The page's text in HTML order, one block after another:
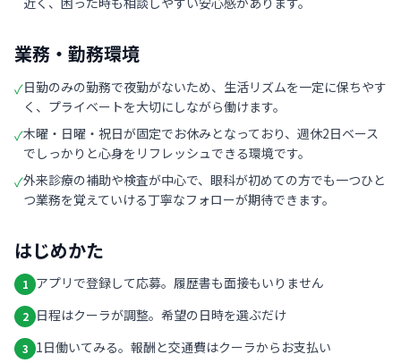
業務・勤務環境
✓日勤のみの勤務で夜勤がないため、生活リズムを一定に保ちやす
く、プライベートを大切にしながら働けます。
✓木曜・日曜・祝日が固定でお休みとなっており、週休2日ベース
でしっかりと心身をリフレッシュできる環境です。
✓外来診療の補助や検査が中心で、眼科が初めての方でも一つひと
つ業務を覚えていける丁寧なフォローが期待できます。
はじめかた
1 アプリで登録して応募。履歴書も面接もいりません
2 日程はクーラが調整。希望の日時を選ぶだけ
3 1日働いてみる。報酬と交通費はクーラからお支払い